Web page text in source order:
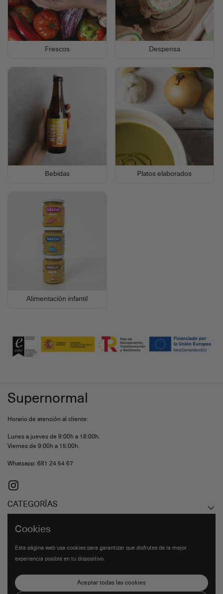
Frescos Despensa
Bebidas Platos elaborados
Alimentación infantil
Supernormal
Horario de atención al cliente:
Lunes a jueves de 9:00h a 18:00h.
Viernes de 9:00h a 15:00h.
Whatsapp: 681 24 54 67
Instagram
CATEGORÍAS
ENLACES DE INTERÉS
Cookies
Esta página web usa cookies para garantizar que disfrutes de la mejor
experiencia posible en tu dispositivo.
Aceptar todas las cookies